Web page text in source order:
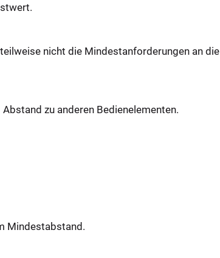
nicht die Mindestanforderungen an die
zu anderen Bedienelementen.
Mindestabstand.